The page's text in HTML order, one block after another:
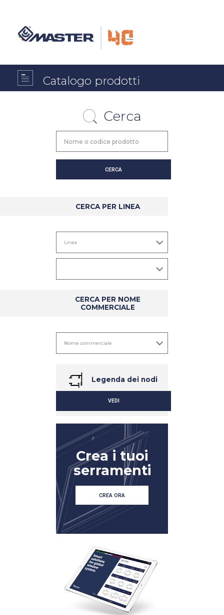
Catalogo prodotti
Cerca
CERCA PER LINEA
CERCA PER NOME
COMMERCIALE
Legenda dei nodi
VEDI
Crea i tuoi
serramenti
CREA ORA